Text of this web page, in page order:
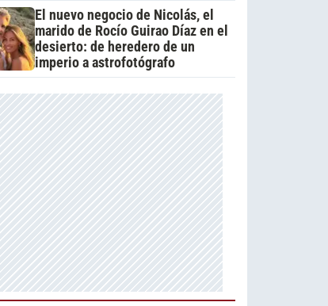
El nuevo negocio de Nicolás, el
marido de Rocío Guirao Díaz en el
desierto: de heredero de un
imperio a astrofotógrafo